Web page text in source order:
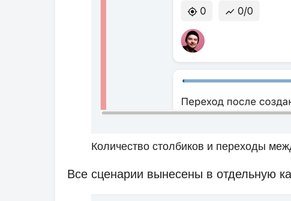
Количество столбиков и переходы
Все сценарии вынесены в отдельную